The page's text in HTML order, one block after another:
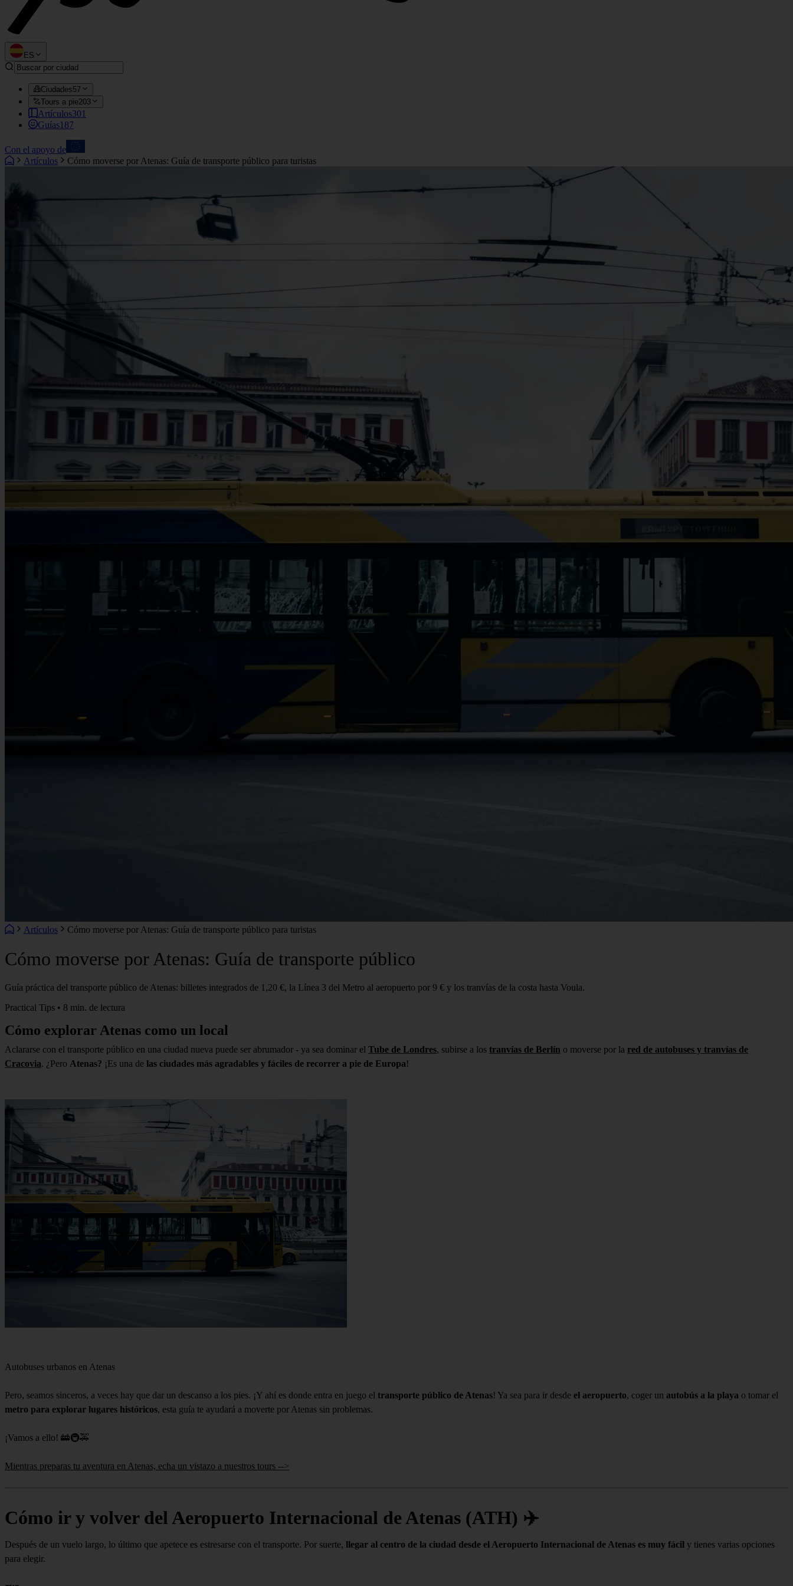
ES
Ciudades57
Tours a pie203
Artículos301
Guías187
Con el apoyo de
Artículos
Cómo moverse por Atenas: Guía de transporte público para turistas
Artículos Cómo moverse por Atenas: Guía de transporte público para turistas
Cómo moverse por Atenas: Guía de transporte público
Guía práctica del transporte público de Atenas: billetes integrados de 1,20 €, la Línea 3 del Metro al aeropuerto por 9 € y los tranvías de la costa hasta Voula.
Practical Tips • 8 min. de lectura
Cómo explorar Atenas como un local
Aclararse con el transporte público en una ciudad nueva puede ser abrumador - ya sea dominar el Tube de Londres, subirse a los tranvías de Berlín o moverse por la red de autobuses y tranvías de
Cracovia. ¿Pero Atenas? ¡Es una de las ciudades más agradables y fáciles de recorrer a pie de Europa!
Autobuses urbanos en Atenas
Pero, seamos sinceros, a veces hay que dar un descanso a los pies. ¡Y ahí es donde entra en juego el transporte público de Atenas! Ya sea para ir desde el aeropuerto, coger un autobús a la playa o tomar el
metro para explorar lugares históricos, esta guía te ayudará a moverte por Atenas sin problemas.
¡Vamos a ello! 🚋🚇🚕
Mientras preparas tu aventura en Atenas, echa un vistazo a nuestros tours -->
Cómo ir y volver del Aeropuerto Internacional de Atenas (ATH) ✈️
Después de un vuelo largo, lo último que apetece es estresarse con el transporte. Por suerte, llegar al centro de la ciudad desde el Aeropuerto Internacional de Atenas es muy fácil y tienes varias opciones
para elegir.